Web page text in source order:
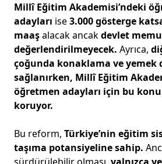
Millî Eğitim Akademisi’ndeki
adayları ise3.000 gösterge
maaşalacak ancakdevlet
değerlendirilmeyecek. Ayrıca,
çoğunda konaklama ve yemek
sağlanırken, Millî Eğitim
öğretmen adayları için bu
koruyor.
Bu reform, Türkiye’nin eğitim
taşıma potansiyeline sahip.